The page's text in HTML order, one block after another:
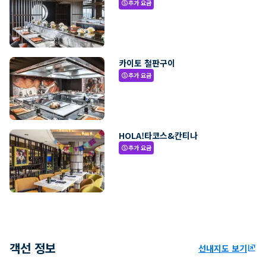
paid추가 요금
카이토 철판구이
paid추가 요금
HOLA!타코스&칸티나
paid추가 요금
객선 정보 선내지도 보기ungroup